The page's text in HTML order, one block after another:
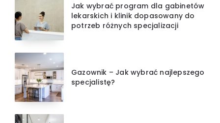
Jak wybrać program dla gabinetów
lekarskich i klinik dopasowany do
potrzeb różnych specjalizacji
Gazownik – Jak wybrać najlepszego
specjalistę?